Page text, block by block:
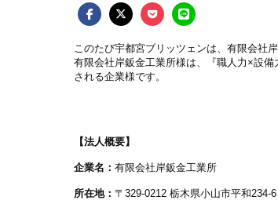
このたび宇都宮ブリッツェンは、有限会社
有限会社岸鈑金工業所様は、『職人力×設
される企業様です。
【法人概要】
企業名：有限会社岸鈑金工業所
所在地：〒329-0212 栃木県小山市平和234-6